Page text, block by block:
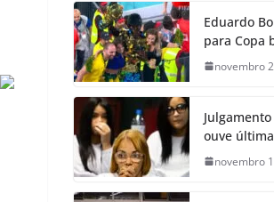
Eduardo
para Copa
novembro
ouve
novembro